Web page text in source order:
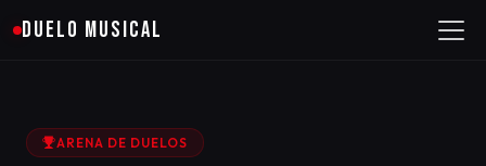
DUELO MUSICAL
ARENA DE DUELOS